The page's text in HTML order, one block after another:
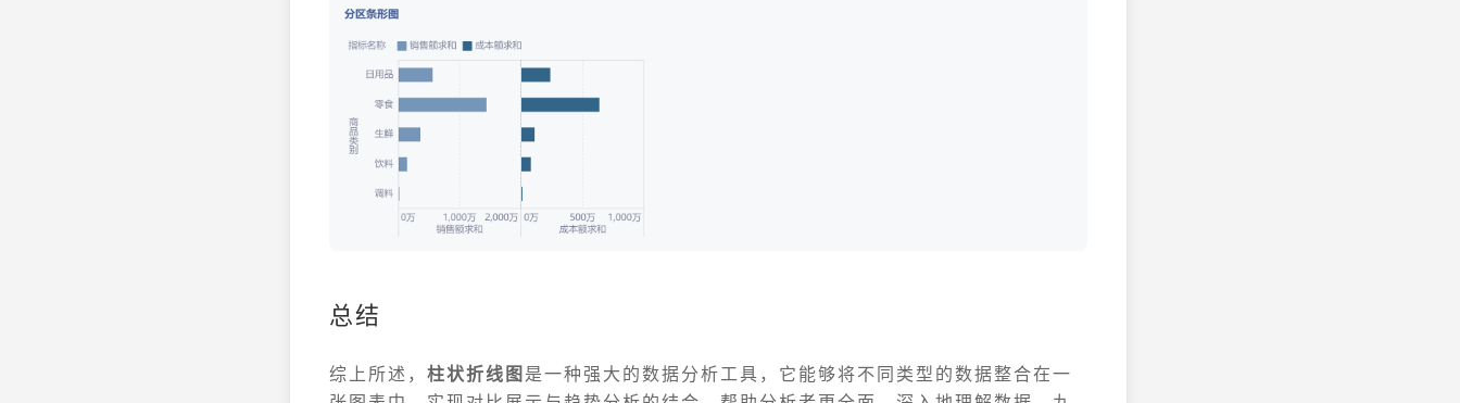
总结
综上所述， 柱状折线图是一种强大的数据分析工具，它能够将不同类型的数据整合在一